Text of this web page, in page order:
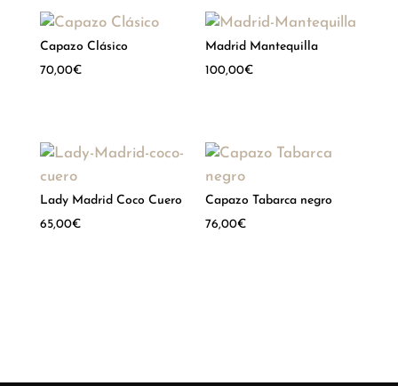
Capazo Clásico
70,00€
Madrid Mantequilla
100,00€
Lady Madrid Coco Cuero
65,00€
Capazo Tabarca negro
76,00€